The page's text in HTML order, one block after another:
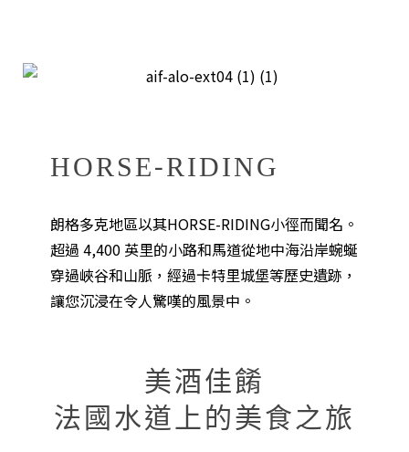
HORSE-RIDING
朗格多克地區以其HORSE-RIDING小徑而聞名。
超過 4,400 英里的小路和馬道從地中海沿岸蜿蜒
穿過峽谷和山脈，經過卡特里城堡等歷史遺跡，
讓您沉浸在令人驚嘆的風景中。
美酒佳餚
法國水道上的美食之旅